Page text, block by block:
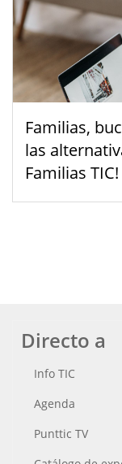
Familias,
las
Familias TIC!
Directo a
Info TIC
Agenda
Punttic TV